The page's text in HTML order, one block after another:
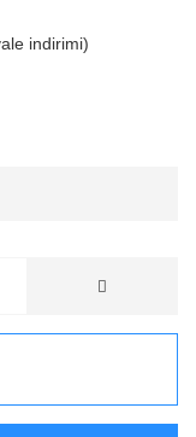
indirimi)